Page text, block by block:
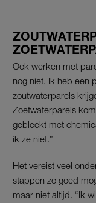
Ook werken met
nog niet. Ik heb een
zoutwaterparels
Zoetwaterparels
gebleekt met
ik ze niet.”
Het vereist veel
stappen zo goed
maar niet altijd. “Ik